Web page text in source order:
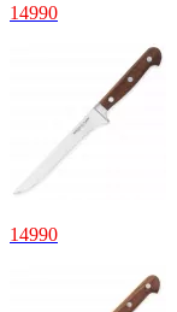
14990
14990